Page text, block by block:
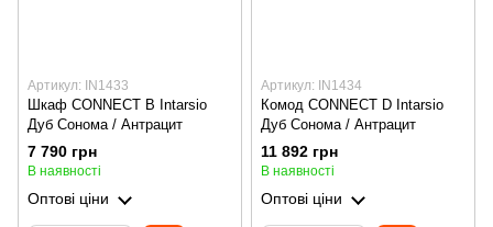
Артикул: IN1433
Шкаф CONNECT B Intarsio
Дуб Сонома / Антрацит
7 790 грн
В наявності
Оптові ціни
Артикул: IN1434
Комод CONNECT D Intarsio
Дуб Сонома / Антрацит
11 892 грн
В наявності
Оптові ціни